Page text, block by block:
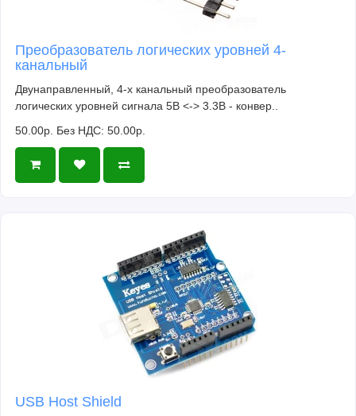
Преобразователь логических уровней 4-
канальный
Двунаправленный, 4-х канальный преобразователь
логических уровней сигнала 5В <-> 3.3В - конвер..
50.00р. Без НДС: 50.00р.
USB Host Shield